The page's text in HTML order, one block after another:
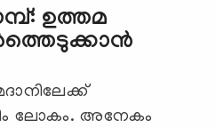
ഉത്തമ
ലോകം. അനേകം